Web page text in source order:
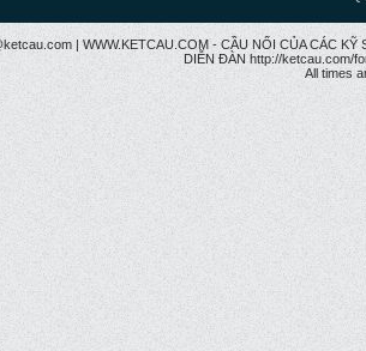
| WWW.KETCAU.COM - CẦU NỐI CỦA CÁC
DIỄN ĐÀN http://ketcau.com/
All times